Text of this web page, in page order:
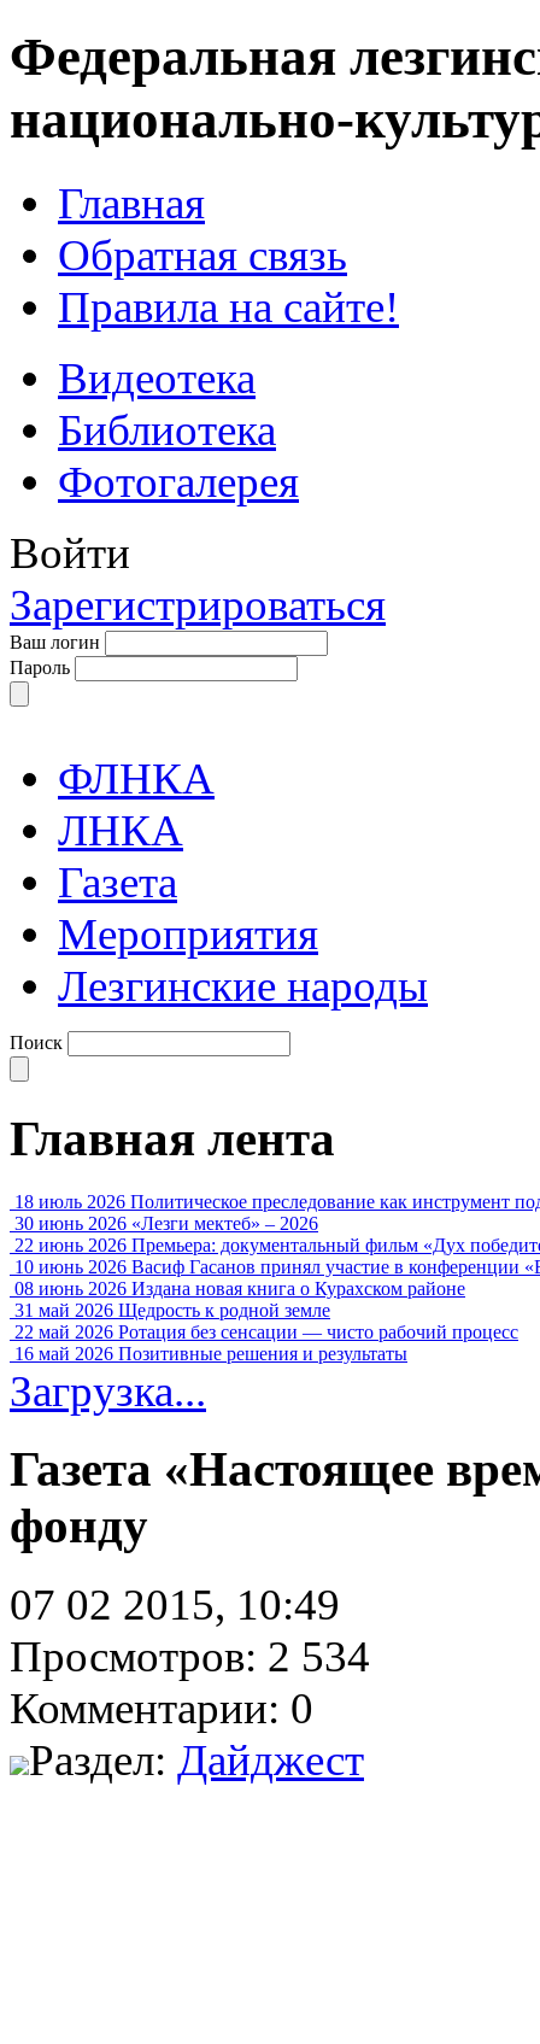
Федеральная
национально-
Главная
Обратная связь
Правила на сайте!
Видеотека
Библиотека
Фотогалерея
Войти
Зарегистрироваться
Ваш логин
Пароль
ФЛНКА
ЛНКА
Газета
Мероприятия
Лезгинские народы
Поиск
Главная лента
18 июль 2026 Политическое преследование как инструмент
30 июнь 2026 «Лезги мектеб» – 2026
22 июнь 2026 Премьера: документальный фильм «Дух
10 июнь 2026 Васиф Гасанов принял участие в конференции
08 июнь 2026 Издана новая книга о Курахском районе
31 май 2026 Щедрость к родной земле
22 май 2026 Ротация без сенсации — чисто рабочий процесс
16 май 2026 Позитивные решения и результаты
Загрузка...
Газета «Настоящее
фонду
07 02 2015, 10:49
Просмотров: 2 534
Комментарии: 0
Раздел: Дайджест